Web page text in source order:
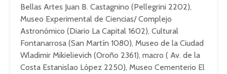
Bellas Artes Juan B. Castagnino (Pellegrini 2202),
Museo Experimental de Ciencias/ Complejo
Astronómico (Diario La Capital 1602), Cultural
Fontanarrosa (San Martín 1080), Museo de la Ciudad
Wladimir Mikielievich (Oroño 2361), macro ( Av. de la
Costa Estanislao López 2250), Museo Cementerio El